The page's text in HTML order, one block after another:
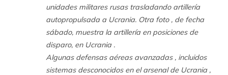
unidades militares rusas trasladando artillería
autopropulsada a Ucrania. Otra foto , de fecha
sábado, muestra la artillería en posiciones de
disparo, en Ucrania .
Algunas defensas aéreas avanzadas , incluidos
sistemas desconocidos en el arsenal de Ucrania ,